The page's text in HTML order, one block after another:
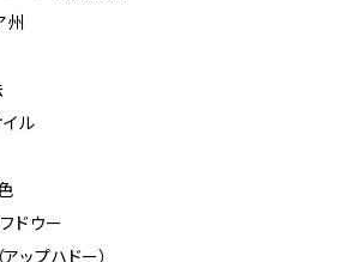
州
ル
ドウー
ップハドー）